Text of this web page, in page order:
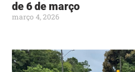
de 6 de março
março 4, 2026